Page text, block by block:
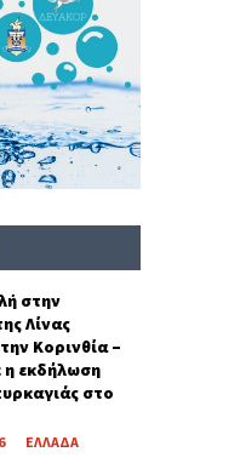
στην
Λίνας
Κορινθία –
εκδήλωση
στο
ΕΛΛΑΔΑ